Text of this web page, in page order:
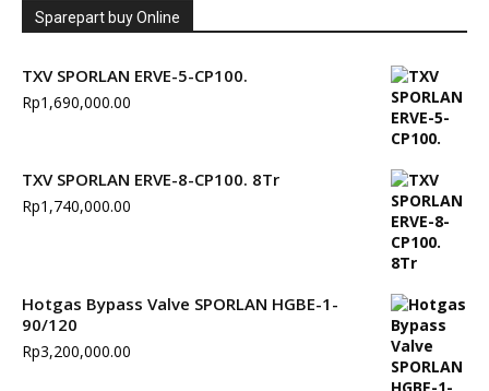
Sparepart buy Online
TXV SPORLAN ERVE-5-CP100.
Rp1,690,000.00
TXV SPORLAN ERVE-8-CP100. 8Tr
Rp1,740,000.00
Hotgas Bypass Valve SPORLAN HGBE-1-
90/120
Rp3,200,000.00